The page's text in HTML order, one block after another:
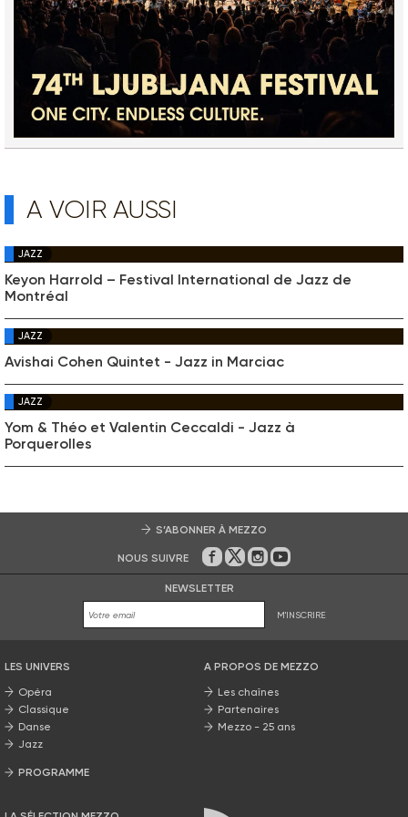
A VOIR AUSSI
JAZZ
Keyon Harrold – Festival International de Jazz de
Montréal
JAZZ
Avishai Cohen Quintet - Jazz in Marciac
JAZZ
Yom & Théo et Valentin Ceccaldi - Jazz à
Porquerolles
S’ABONNER À MEZZO
NOUS SUIVRE Sur Facebook
Sur Twitter
Sur Instagram
Sur Youtube
NEWSLETTER
M'INSCRIRE
LES UNIVERS
Opéra
Classique
Danse
Jazz
PROGRAMME
A PROPOS DE MEZZO
Les chaînes
Partenaires
Mezzo - 25 ans